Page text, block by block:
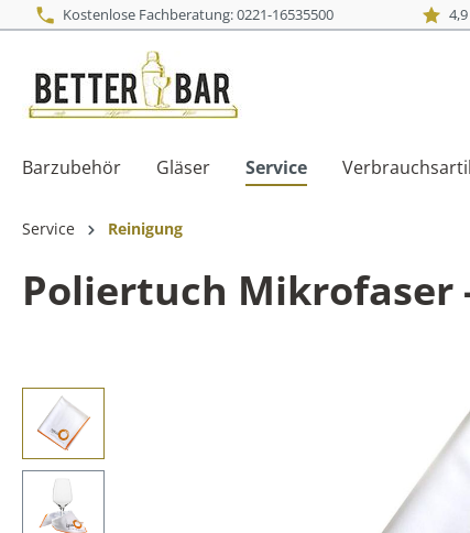
Kostenlose Fachberatung: 0221-16535500
Barzubehör Gläser Service
Service Reinigung
Poliertuch Mikrofaser